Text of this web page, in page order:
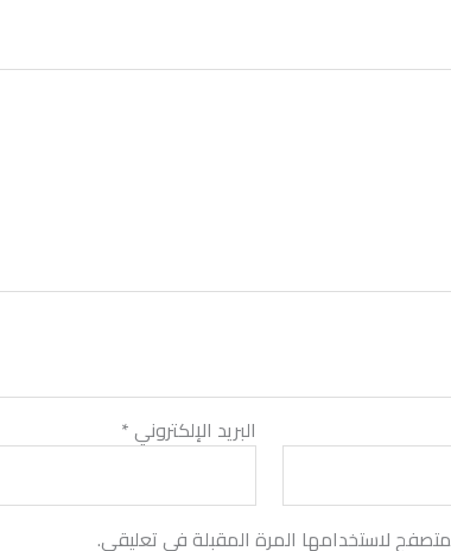
البريد الإلكتروني*
لاستخدامها المرة المقبلة في تعليقي.